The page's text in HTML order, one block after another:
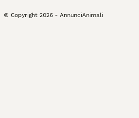
© Copyright 2026 - AnnunciAnimali